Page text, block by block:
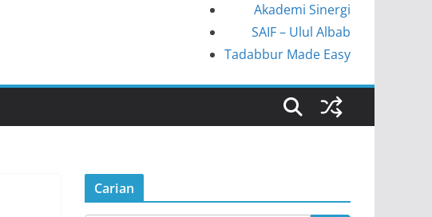
Akademi Sinergi
SAIF – Ulul Albab
Tadabbur Made Easy
Carian